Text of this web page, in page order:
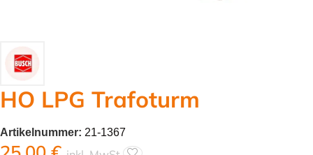
HO LPG Trafoturm
Artikelnummer: 21-1367